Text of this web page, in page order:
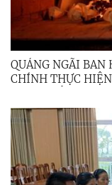
QUẢNG NGÃI
CHÍNH THỰC